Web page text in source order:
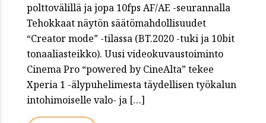
polttovälillä ja jopa 10fps AF/AE -seurannalla
Tehokkaat näytön säätömahdollisuudet
“Creator mode” -tilassa (BT.2020 -tuki ja 10bit
tonaaliasteikko). Uusi videokuvaustoiminto
Cinema Pro “powered by CineAlta” tekee
Xperia 1 -älypuhelimesta täydellisen työkalun
intohimoiselle valo- ja […]